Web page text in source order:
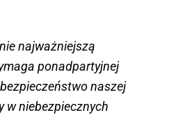
najważniejszą
ponadpartyjnej
naszej
w niebezpiecznych